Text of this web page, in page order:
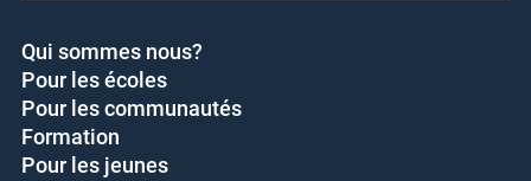
Qui sommes nous?
Pour les écoles
Pour les communautés
Formation
Pour les jeunes